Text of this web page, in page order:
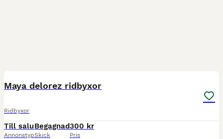
Maya delorez ridbyxor
Ridbyxor
Till salu
Annonstyp
Begagnad
Skick
300 kr
Pris